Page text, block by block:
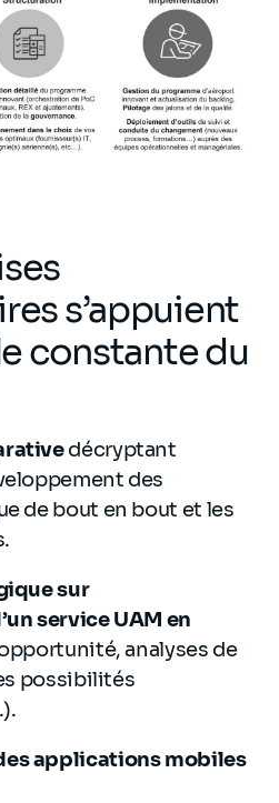
s’appuient
constante du
décryptant
des
de bout en bout et les
sur
service UAM en
analyses de
possibilités
applications mobiles